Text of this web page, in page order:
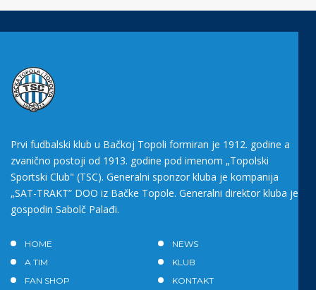
Prvi fudbalski klub u Bačkoj Topoli formiran je 1912. godine a
zvanično postoji od 1913. godine pod imenom „Topolski
Sportski Club" (TSC). Generalni sponzor kluba je kompanija
„SAT-TRAKT” DOO iz Bačke Topole. Generalni direktor kluba je
gospodin Sabolč Palađi.
HOME
NEWS
A TIM
KLUB
FAN SHOP
KONTAKT